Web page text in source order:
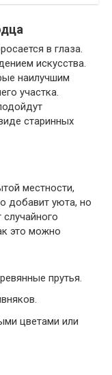
в глаза.
искусства.
наилучшим
участка.
старинных
местности,
добавит уюта, но
это можно
прутья.
цветами или